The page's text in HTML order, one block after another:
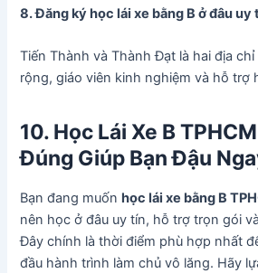
8. Đăng ký học lái xe bằng B ở đâu uy
Tiến Thành và Thành Đạt là hai địa
rộng, giáo viên kinh nghiệm và hỗ trợ
10. Học Lái Xe B
Đúng Giúp Bạn Đậu
Bạn đang muốn học lái xe bằng B
nên học ở đâu uy tín, hỗ trợ trọn gói
Đây chính là thời điểm phù hợp nhất
đầu hành trình làm chủ vô lăng. Hãy